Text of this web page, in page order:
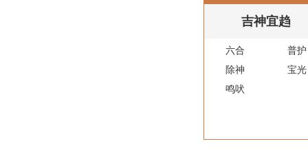
吉神宜趋
六合
普护
除神
宝光
鸣吠